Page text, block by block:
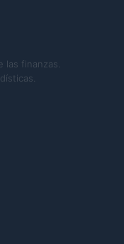
las finanzas.